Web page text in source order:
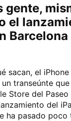
gente,
el
Barcelona
sacan, el
transeúnte
Store del
del
ha pasado poco